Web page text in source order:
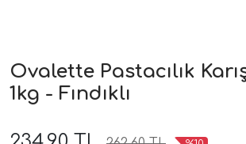
Ovalette Pastacılık
1kg - Fındıklı